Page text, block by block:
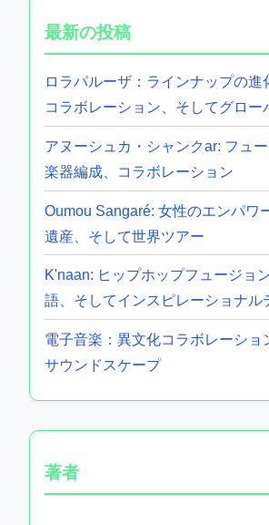
最新の投稿
ロラパルーザ：ラインナップの進
コラボレーション、そしてグロー
アヌーシュカ・シャンクar: フュー
楽器編成、コラボレーション
Oumou Sangaré: 女性のエンパワ
遺産、そして世界ツアー
K'naan: ヒップホップフュージョ
語、そしてインスピレーショナル
電子音楽：異文化コラボレーショ
サウンドスケープ
著者